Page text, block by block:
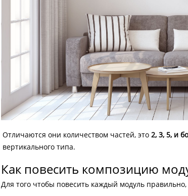
Отличаются они количеством частей, это 2, 3, 5, и
вертикального типа.
Как повесить композицию
Для того чтобы повесить каждый модуль